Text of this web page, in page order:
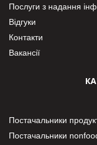
Послуги з надання
Відгуки
Контакти
Вакансії
Постачальники
Постачальники